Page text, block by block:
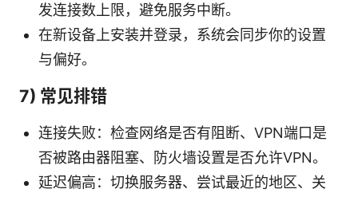
发连接数上限，避免服务中断。
在新设备上安装并登录，系统会同步你的设置
与偏好。
7) 常见排错
连接失败：检查网络是否有阻断、VPN端口是
否被路由器阻塞、防火墙设置是否允许VPN。
延迟偏高：切换服务器、尝试最近的地区、关